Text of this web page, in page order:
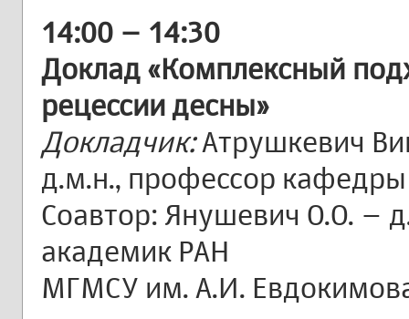
14:00 – 14:30
Доклад «Комплексный
рецессии десны»
Докладчик:Атрушкевич
д.м.н., профессор
Соавтор: Янушевич О.О. –
академик РАН
МГМСУ им. А.И.